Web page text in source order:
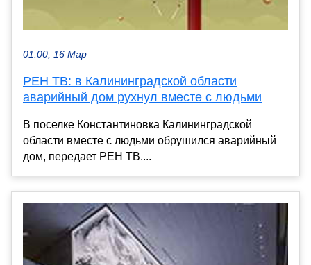
01:00, 16 Мар
РЕН ТВ: в Калининградской области
аварийный дом рухнул вместе с людьми
В поселке Константиновка Калининградской
области вместе с людьми обрушился аварийный
дом, передает РЕН ТВ....